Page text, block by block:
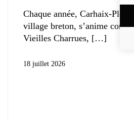
Chaque année, Carhaix-
village breton, s’anime
Vieilles Charrues,
18 juillet 2026